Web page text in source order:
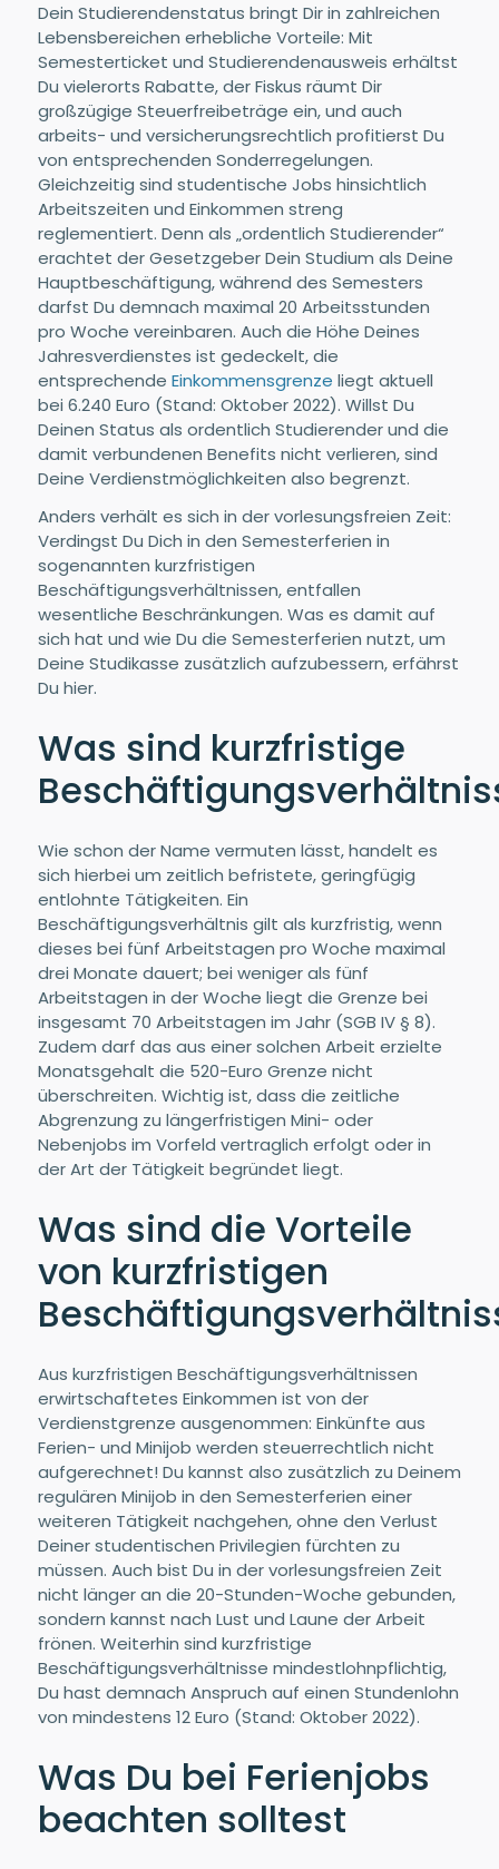
Dein Studierendenstatus bringt Dir in zahlreichen
Lebensbereichen erhebliche Vorteile: Mit
Semesterticket und Studierendenausweis erhältst
Du vielerorts Rabatte, der Fiskus räumt Dir
großzügige Steuerfreibeträge ein, und auch
arbeits- und versicherungsrechtlich profitierst Du
von entsprechenden Sonderregelungen.
Gleichzeitig sind studentische Jobs hinsichtlich
Arbeitszeiten und Einkommen streng
reglementiert. Denn als „ordentlich Studierender“
erachtet der Gesetzgeber Dein Studium als Deine
Hauptbeschäftigung, während des Semesters
darfst Du demnach maximal 20 Arbeitsstunden
pro Woche vereinbaren. Auch die Höhe Deines
Jahresverdienstes ist gedeckelt, die
entsprechende Einkommensgrenze liegt aktuell
bei 6.240 Euro (Stand: Oktober 2022). Willst Du
Deinen Status als ordentlich Studierender und die
damit verbundenen Benefits nicht verlieren, sind
Deine Verdienstmöglichkeiten also begrenzt.
Anders verhält es sich in der vorlesungsfreien Zeit:
Verdingst Du Dich in den Semesterferien in
sogenannten kurzfristigen
Beschäftigungsverhältnissen, entfallen
wesentliche Beschränkungen. Was es damit auf
sich hat und wie Du die Semesterferien nutzt, um
Deine Studikasse zusätzlich aufzubessern, erfährst
Du hier.
Was sind kurzfristige
Wie schon der Name vermuten lässt, handelt es
sich hierbei um zeitlich befristete, geringfügig
entlohnte Tätigkeiten. Ein
Beschäftigungsverhältnis gilt als kurzfristig, wenn
dieses bei fünf Arbeitstagen pro Woche maximal
drei Monate dauert; bei weniger als fünf
Arbeitstagen in der Woche liegt die Grenze bei
insgesamt 70 Arbeitstagen im Jahr (SGB IV § 8).
Zudem darf das aus einer solchen Arbeit erzielte
Monatsgehalt die 520-Euro Grenze nicht
überschreiten. Wichtig ist, dass die zeitliche
Abgrenzung zu längerfristigen Mini- oder
Nebenjobs im Vorfeld vertraglich erfolgt oder in
der Art der Tätigkeit begründet liegt.
Was sind die Vorteile
von kurzfristigen
Aus kurzfristigen Beschäftigungsverhältnissen
erwirtschaftetes Einkommen ist von der
Verdienstgrenze ausgenommen: Einkünfte aus
Ferien- und Minijob werden steuerrechtlich nicht
aufgerechnet! Du kannst also zusätzlich zu Deinem
regulären Minijob in den Semesterferien einer
weiteren Tätigkeit nachgehen, ohne den Verlust
Deiner studentischen Privilegien fürchten zu
müssen. Auch bist Du in der vorlesungsfreien Zeit
nicht länger an die 20-Stunden-Woche gebunden,
sondern kannst nach Lust und Laune der Arbeit
frönen. Weiterhin sind kurzfristige
Beschäftigungsverhältnisse mindestlohnpflichtig,
Du hast demnach Anspruch auf einen Stundenlohn
von mindestens 12 Euro (Stand: Oktober 2022).
Was Du bei Ferienjobs
beachten solltest